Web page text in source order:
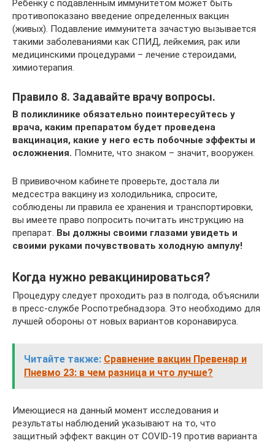
Ребёнку с подавленным иммунитетом может быть
противопоказано введение определенных вакцин
(живых). Подавление иммунитета зачастую вызывается
такими заболеваниями как СПИД, лейкемия, рак или
медицинскими процедурами – лечение стероидами,
химиотерапия.
Правило 8. Задавайте врачу вопросы.
В поликлинике обязательно поинтересуйтесь у
врача, каким препаратом будет проведена
вакцинация, какие у него есть побочные эффекты и
осложнения. Помните, что знаком – значит, вооружен.
В прививочном кабинете проверьте, достала ли
медсестра вакцину из холодильника, спросите,
соблюдены ли правила ее хранения и транспортировки,
вы имеете право попросить почитать инструкцию на
препарат. Вы должны своими глазами увидеть и
своими руками почувствовать холодную ампулу!
Когда нужно ревакцинироваться?
Процедуру следует проходить раз в полгода, объяснили
в пресс-службе Роспотребнадзора. Это необходимо для
лучшей обороны от новых вариантов коронавируса.
Читайте также: Сравнение вакцин Превенар и
Пневмо 23: в чем разница и что лучше?
Имеющиеся на данный момент исследования и
результаты наблюдений указывают на то, что
защитный эффект вакцин от COVID-19 против варианта